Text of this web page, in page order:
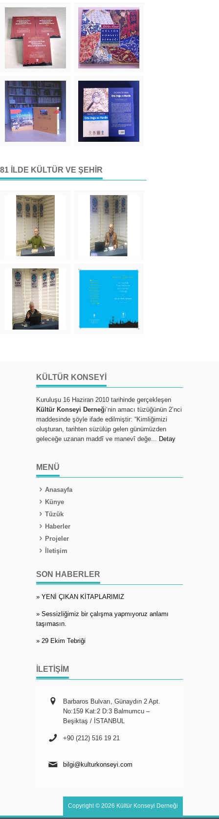
81 İLDE KÜLTÜR VE ŞEHIR
KÜLTÜR KONSEYI
Kuruluşu 16 Haziran 2010 tarihinde gerçekleşen
Kültür Konseyi Derneği‘nin amacı tüzüğünün 2’nci
maddesinde şöyle ifade edilmiştir: “Kimliğimizi
oluşturan, tarihten süzülüp gelen günümüzden
geleceğe uzanan maddî ve manevî değe... Detay
MENÜ
Anasayfa
Künye
Tüzük
Haberler
Projeler
İletişim
SON HABERLER
» YENİ ÇIKAN KİTAPLARIMIZ
» Sessizliğimiz bir çalışma yapmıyoruz anlamı
taşımasın.
» 29 Ekim Tebriği
İLETIŞIM
Barbaros Bulvarı, Günaydın 2 Apt.
No:159 Kat:2 D:3 Balmumcu –
Beşiktaş / İSTANBUL
+90 (212) 516 19 21
bilgi@kulturkonseyi.com
Copyright © 2026 Kültür Konseyi Derneği